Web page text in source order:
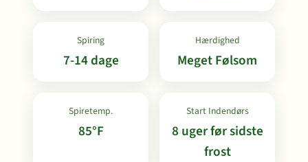
Spiring
7-14 dage
Hærdighed
Meget Følsom
Spiretemp.
85°F
Start Indendørs
8 uger før sidste
frost